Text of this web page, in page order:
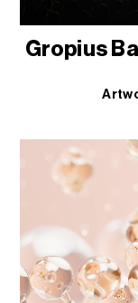
Gropius